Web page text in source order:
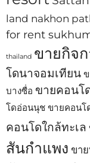
land nakhon
for rent
thailand ขายกิจ
โดนาจอมเทียน
บางซื่อ ขายคอนโ
โดอ่อนนุช ขายคอนโ
คอนโดใกล้ทะเล
สันกำแพง ขา